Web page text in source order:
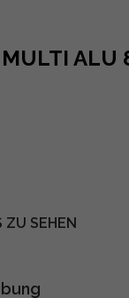
ALU
ZU SEHEN